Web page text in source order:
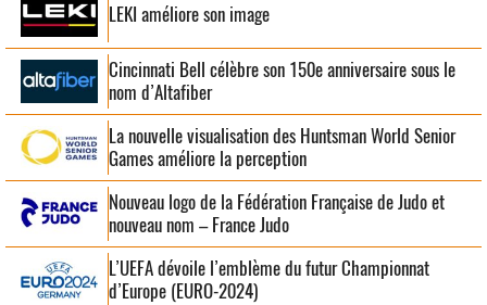
LEKI améliore son image
Cincinnati Bell célèbre son 150e anniversaire sous le
nom d’Altafiber
La nouvelle visualisation des Huntsman World Senior
Games améliore la perception
Nouveau logo de la Fédération Française de Judo et
nouveau nom – France Judo
L’UEFA dévoile l’emblème du futur Championnat
d’Europe (EURO-2024)